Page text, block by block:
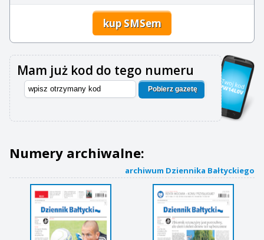
kup SMSem
Mam już kod do tego numeru
Pobierz gazetę
Numery archiwalne:
archiwum Dziennika Bałtyckiego